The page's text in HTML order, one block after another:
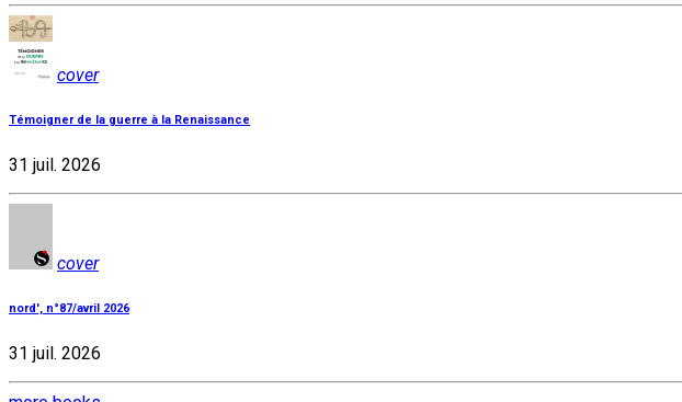
cover
Témoigner de la guerre à la Renaissance
31 juil. 2026
cover
nord', n°87/avril 2026
31 juil. 2026